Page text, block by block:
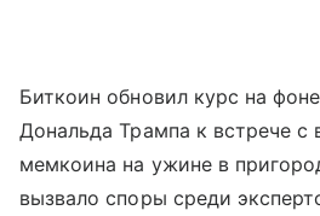
Биткоин обновил курс на
Дональда Трампа к встрече с
мемкоина на ужине в
вызвало споры среди